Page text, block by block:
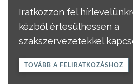
Iratkozzon fel
kézből értesülhessen a
szakszervezetekkel
TOVÁBB A FELIRATKOZÁSHOZ